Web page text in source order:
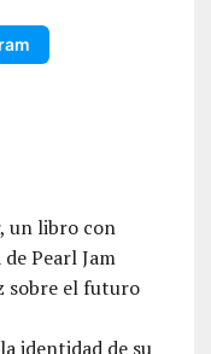
un libro con
Pearl Jam
sobre el futuro
identidad de su